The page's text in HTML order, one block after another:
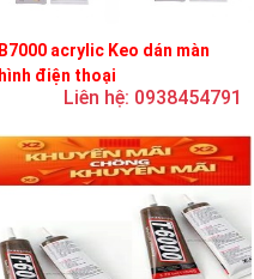
B7000 acrylic Keo dán màn
hình điện thoại
Liên hệ: 0938454791